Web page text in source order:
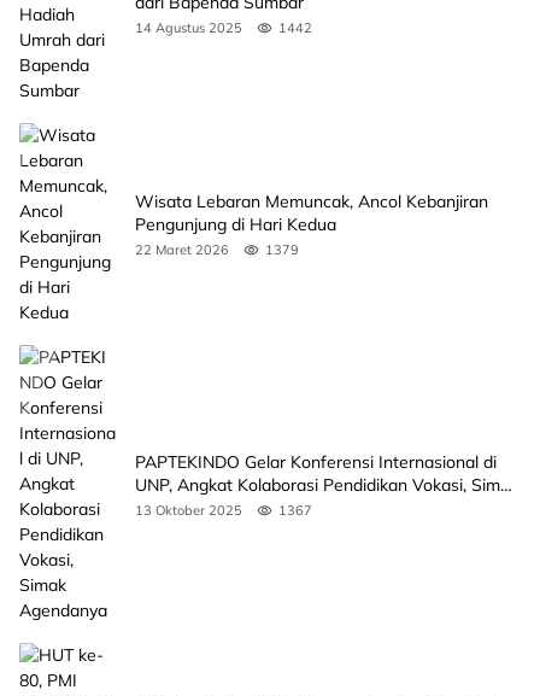
14 Agustus 2025 1442
Wisata Lebaran Memuncak, Ancol Kebanjiran
Pengunjung di Hari Kedua
22 Maret 2026 1379
PAPTEKINDO Gelar Konferensi Internasional di
UNP, Angkat Kolaborasi Pendidikan Vokasi, Simak
Agendanya
13 Oktober 2025 1367